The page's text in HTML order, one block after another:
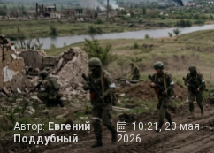
Автор:Евгений
Поддубный
10:21, 20 мая
2026